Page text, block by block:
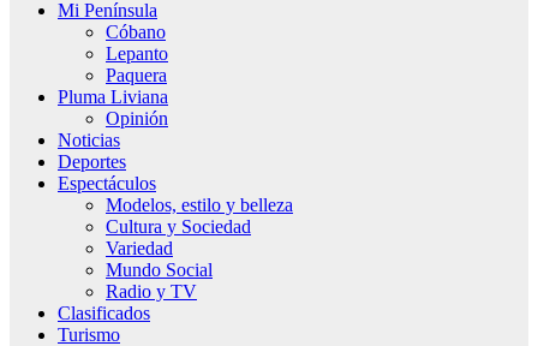
Mi Península
Cóbano
Lepanto
Paquera
Pluma Liviana
Opinión
Noticias
Deportes
Espectáculos
Modelos, estilo y belleza
Cultura y Sociedad
Variedad
Mundo Social
Radio y TV
Clasificados
Turismo